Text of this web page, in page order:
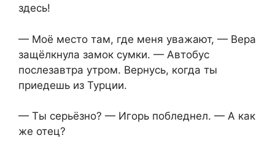
здесь!
— Моё место там, где меня уважают, — Вера
защёлкнула замок сумки. — Автобус
послезавтра утром. Вернусь, когда ты
приедешь из Турции.
— Ты серьёзно? — Игорь побледнел. — А как
же отец?